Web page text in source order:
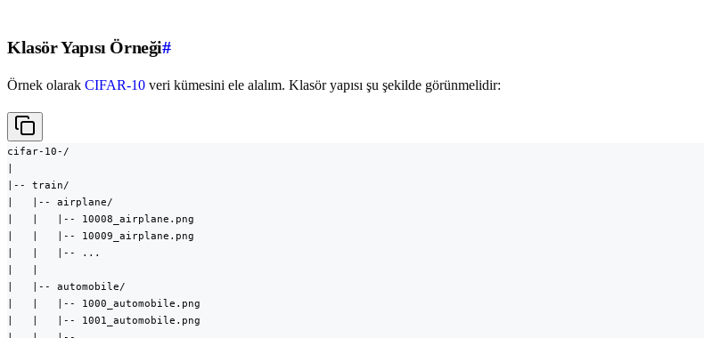
Klasör Yapısı Örneği#
Örnek olarak CIFAR-10 veri kümesini ele alalım. Klasör yapısı şu şekilde görünmelidir:
cifar-10-/
|-- train/
|   |-- airplane/
|   |   |-- 10008_airplane.png
|   |   |-- 10009_airplane.png
|   |   |-- ...
|   |-- automobile/
|   |   |-- 1000_automobile.png
|   |   |-- 1001_automobile.png